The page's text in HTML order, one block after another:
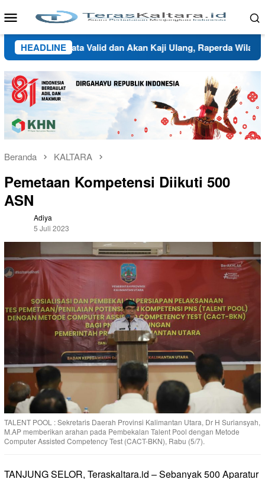
ke
Menu
Mobile
HEADLINE
Data Valid dan Akan Kaji Ulang, Raperda Wilayah Adat
Beranda KALTARA
Pemetaan Kompetensi Diikuti 500
ASN
Adiya
5 Juli 2023
TALENT POOL : Sekretaris Daerah Provinsi Kalimantan Utara, Dr H Suriansyah,
M.AP memberikan arahan pada Pembekalan Talent Pool dengan Metode
Computer Assisted Competency Test (CACT-BKN), Rabu (5/7).
TANJUNG SELOR, Teraskaltara.id – Sebanyak 500 Aparatur